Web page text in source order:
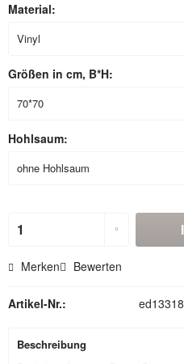
Material:
Größen in cm, B*H:
Hohlsaum:
Merken Bewerten
Artikel-Nr.: ed13318
Beschreibung